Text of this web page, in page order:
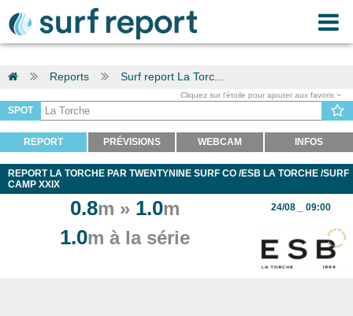
Reports Surf report La Torc...
Cliquez sur l'étoile pour ajouter aux favoris
SPOT
REPORT PRÉVISIONS WEBCAM INFOS
REPORT LA TORCHE PAR TWENTYNINE SURF CO /ESB LA TORCHE /SURF
CAMP XXIX
0.8m » 1.0m
1.0m à la série
24/08 _ 09:00